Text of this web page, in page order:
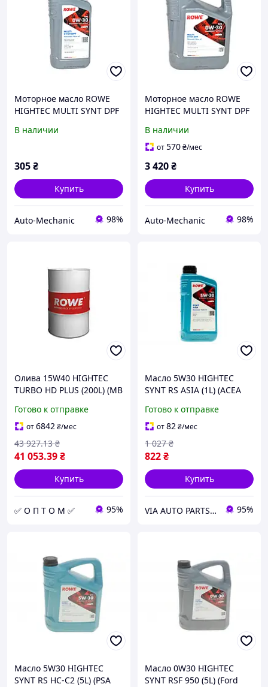
Моторное масло ROWE
HIGHTEC MULTI SYNT DPF
В наличии
305₴
Купить
Auto-Mechanic 98%
Моторное масло ROWE
HIGHTEC MULTI SYNT DPF
В наличии
от570₴/мес
3 420₴
Купить
Auto-Mechanic 98%
Олива 15W40 HIGHTEC
TURBO HD PLUS (200L) (MB
1/Renault RLD-2/Volvo
VDS-3)
Готово к отправке
от6842₴/мес
41 053.39₴
43 927.13 ₴
Купить
✅ О П Т О М ✅ 95%
Масло 5W30 HIGHTEC
SYNT RS ASIA (1L) (ACEA
Готово к отправке
от82₴/мес
822₴
1 027 ₴
Купить
VIA AUTO PARTS MARKET 95%
Масло 5W30 HIGHTEC
SYNT RS HC-C2 (5L) (PSA
Масло 0W30 HIGHTEC
SYNT RSF 950 (5L) (Ford